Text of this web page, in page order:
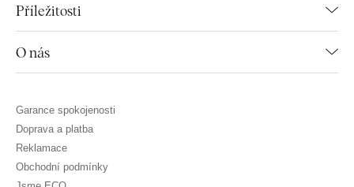
Příležitosti
O nás
Garance spokojenosti
Doprava a platba
Reklamace
Obchodní podmínky